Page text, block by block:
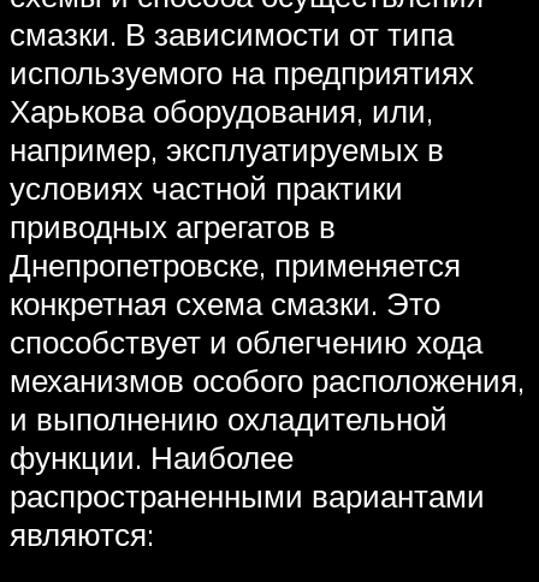
смазки. В зависимости от типа
используемого на предприятиях
Харькова оборудования, или,
например, эксплуатируемых в
условиях частной практики
приводных агрегатов в
Днепропетровске, применяется
конкретная схема смазки. Это
способствует и облегчению хода
механизмов особого расположения,
и выполнению охладительной
функции. Наиболее
распространенными вариантами
являются: